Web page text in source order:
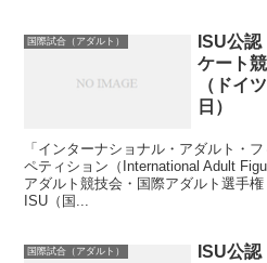
国際試合（アダルト）
ISU公
ケート
（ドイ
日）
「インターナショナル・アダルト・
ペティション（International Adult
アダルト競技会・国際アダルト選手
ISU（国...
国際試合（アダルト）
ISU公認